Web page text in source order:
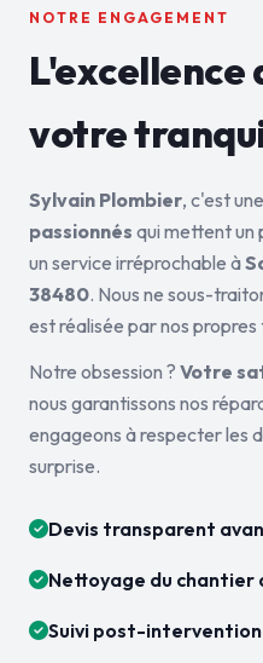
NOTRE ENGAGEMENT
L'excellence
votre
Sylvain Plombier, c'est
passionnés qui mettent un
un service irréprochable à
38480. Nous ne sous-
est réalisée par nos propres
Notre obsession ? Votre
nous garantissons nos
engageons à respecter les
surprise.
Devis transparent
Nettoyage du
Suivi post-intervention